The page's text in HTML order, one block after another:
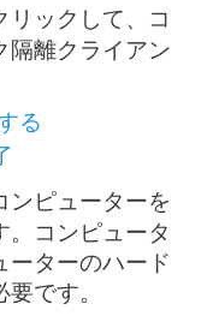
リックして、コ
隔離クライアン
る
ンピューターを
コンピュータ
ーターのハード
です。